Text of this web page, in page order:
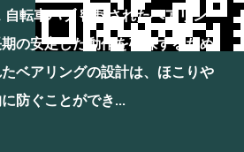
転車ハブ 密封されたベアリン
の安定した動作を確保するため
ベアリングの設計は、ほこりや
防ぐことができ...